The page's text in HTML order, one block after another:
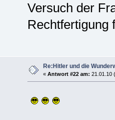
Versuch der
Rechtfertigung
Re:Hitler und die
« Antwort #22 am: 21.01.10